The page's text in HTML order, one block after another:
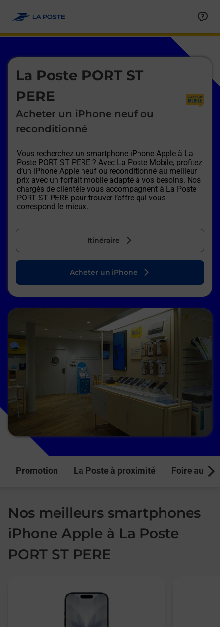
La Poste PORT ST
PERE
Acheter un iPhone neuf ou
reconditionné
Vous recherchez un smartphone iPhone Apple à La
Poste PORT ST PERE ? Avec La Poste Mobile, profitez
d’un iPhone Apple neuf ou reconditionné au meilleur
prix avec un forfait mobile adapté à vos besoins. Nos
chargés de clientèle vous accompagnent à La Poste
PORT ST PERE pour trouver l’offre qui vous
correspond le mieux.
Itinéraire
Le lien s'ouvre dans un nouvel onglet
Acheter un iPhone
Promotion La Poste à proximité Foire aux
Nos meilleurs smartphones
iPhone Apple à La Poste
PORT ST PERE